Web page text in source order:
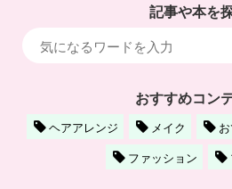
記事や本を
おすすめコン
ヘアアレンジ メイク
ファッション